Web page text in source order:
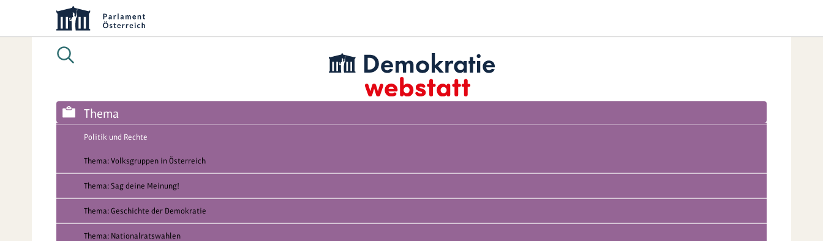
Thema
Politik und Rechte
Thema: Volksgruppen in Österreich
Thema: Sag deine Meinung!
Thema: Geschichte der Demokratie
Thema: Nationalratswahlen